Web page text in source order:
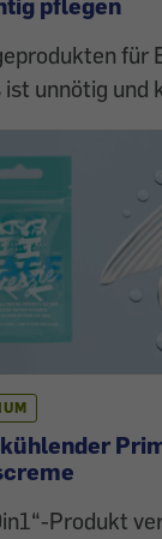
für
unnötig und
Produkt